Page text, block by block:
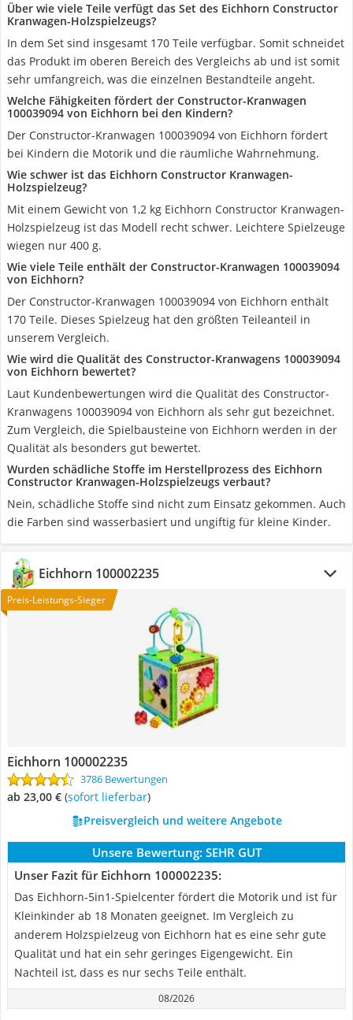
Über wie viele Teile verfügt das Set des Eichhorn Constructor
Kranwagen-Holzspielzeugs?
In dem Set sind insgesamt 170 Teile verfügbar. Somit schneidet
das Produkt im oberen Bereich des Vergleichs ab und ist somit
sehr umfangreich, was die einzelnen Bestandteile angeht.
Welche Fähigkeiten fördert der Constructor-Kranwagen
100039094 von Eichhorn bei den Kindern?
Der Constructor-Kranwagen 100039094 von Eichhorn fördert
bei Kindern die Motorik und die räumliche Wahrnehmung.
Wie schwer ist das Eichhorn Constructor Kranwagen-
Holzspielzeug?
Mit einem Gewicht von 1,2 kg Eichhorn Constructor Kranwagen-
Holzspielzeug ist das Modell recht schwer. Leichtere Spielzeuge
wiegen nur 400 g.
Wie viele Teile enthält der Constructor-Kranwagen 100039094
von Eichhorn?
Der Constructor-Kranwagen 100039094 von Eichhorn enthält
170 Teile. Dieses Spielzeug hat den größten Teileanteil in
unserem Vergleich.
Wie wird die Qualität des Constructor-Kranwagens 100039094
von Eichhorn bewertet?
Laut Kundenbewertungen wird die Qualität des Constructor-
Kranwagens 100039094 von Eichhorn als sehr gut bezeichnet.
Zum Vergleich, die Spielbausteine von Eichhorn werden in der
Qualität als besonders gut bewertet.
Wurden schädliche Stoffe im Herstellprozess des Eichhorn
Constructor Kranwagen-Holzspielzeugs verbaut?
Nein, schädliche Stoffe sind nicht zum Einsatz gekommen. Auch
die Farben sind wasserbasiert und ungiftig für kleine Kinder.
Eichhorn 100002235
Preis-Leistungs-Sieger
Eichhorn 100002235
3786 Bewertungen
ab 23,00 € ( Sofort lieferbar)
Preisvergleich und weitere Angebote
Unsere Bewertung: SEHR GUT
Unser Fazit für Eichhorn 100002235:
Das Eichhorn-5in1-Spielcenter fördert die Motorik und ist für
Kleinkinder ab 18 Monaten geeignet. Im Vergleich zu
anderem Holzspielzeug von Eichhorn hat es eine sehr gute
Qualität und hat ein sehr geringes Eigengewicht. Ein
Nachteil ist, dass es nur sechs Teile enthält.
08/2026